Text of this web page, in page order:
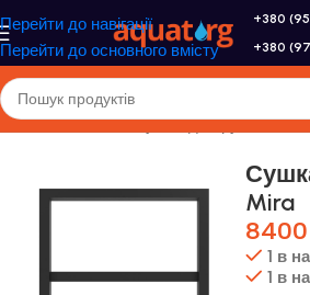
Перейти до навігації
Перейти до основного вмісту
+380
+380
Головна/Genesis/Сушка для рушників
Mira
8400
1 в
1 в